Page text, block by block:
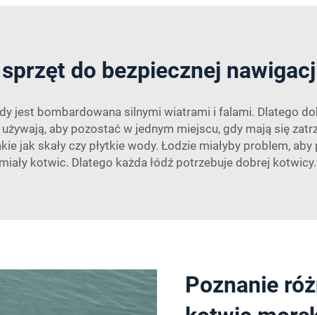
do bezpiecznej
jest bombardowana silnymi wiatrami i falami. Dlatego
aby pozostać w jednym miejscu, gdy mają się
jak skały czy płytkie wody. Łodzie miałyby problem,
kotwic. Dlatego każda łódź potrzebuje dobrej kotwicy.
Poznanie